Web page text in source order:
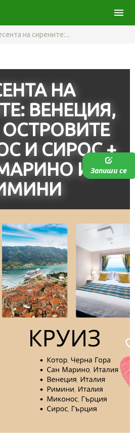
menu
на сирените:...
Запиши се
НА
ВЕНЕЦИЯ,
И СИРОС +
И